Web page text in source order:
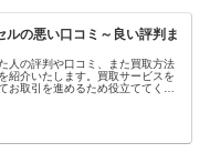
ルの悪い口コミ～良い評判ま
人の評判や口コミ、また買取方法
紹介いたします。買取サービスを
お取引を進めるため役立ててくだ